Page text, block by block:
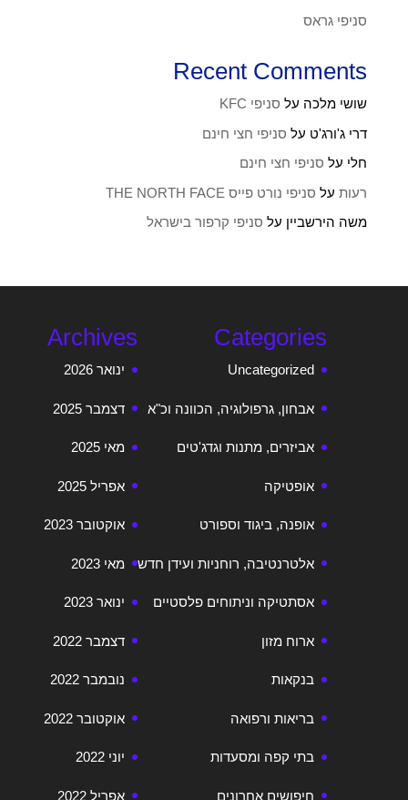
סניפי גראס
Recent Comments
שושי מלכה על סניפי KFC
דרי ג'ורג'ט על סניפי חצי חינם
חלי על סניפי חצי חינם
רעותעל סניפי נורט פייס THE NORTH FACE
משה הירשביין על סניפי קרפור בישראל
Archives
ינואר 2026
דצמבר 2025
מאי 2025
אפריל 2025
אוקטובר 2023
מאי 2023
ינואר 2023
דצמבר 2022
נובמבר 2022
אוקטובר 2022
יוני 2022
אפריל 2022
Categories
Uncategorized
אבחון, גרפולוגיה, הכוונה וכ"א
אביזרים, מתנות וגדג'טים
אופטיקה
אופנה, ביגוד וספורט
אלטרנטיבה, רוחניות ועידן חדש
אסתטיקה וניתוחים פלסטיים
ארוח מזון
בנקאות
בריאות ורפואה
בתי קפה ומסעדות
חיפושים אחרונים